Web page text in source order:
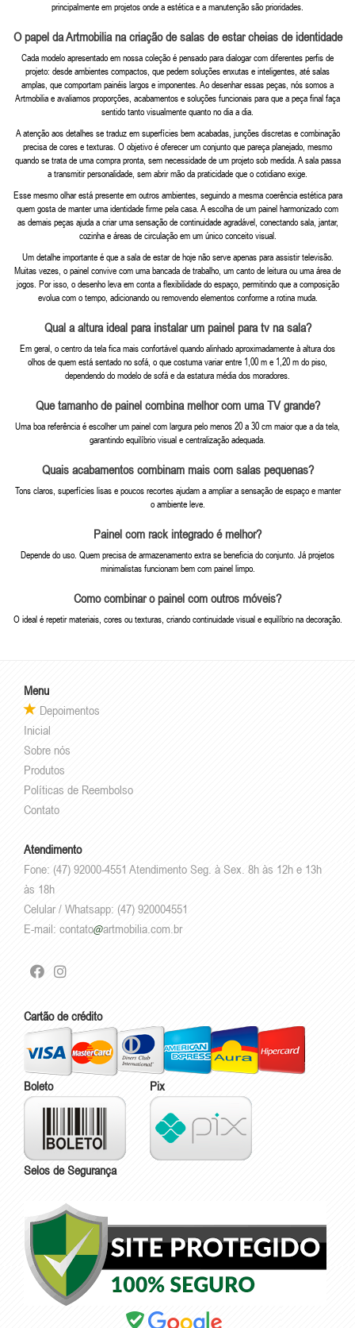
principalmente em projetos onde a estética e a manutenção são prioridades.
O papel da Artmobilia na criação de salas de estar cheias de identidade
Cada modelo apresentado em nossa coleção é pensado para dialogar com diferentes perfis de
projeto: desde ambientes compactos, que pedem soluções enxutas e inteligentes, até salas
amplas, que comportam painéis largos e imponentes. Ao desenhar essas peças, nós somos a
Artmobilia e avaliamos proporções, acabamentos e soluções funcionais para que a peça final faça
sentido tanto visualmente quanto no dia a dia.
A atenção aos detalhes se traduz em superfícies bem acabadas, junções discretas e combinação
precisa de cores e texturas. O objetivo é oferecer um conjunto que pareça planejado, mesmo
quando se trata de uma compra pronta, sem necessidade de um projeto sob medida. A sala passa
a transmitir personalidade, sem abrir mão da praticidade que o cotidiano exige.
Esse mesmo olhar está presente em outros ambientes, seguindo a mesma coerência estética para
quem gosta de manter uma identidade firme pela casa. A escolha de um painel harmonizado com
as demais peças ajuda a criar uma sensação de continuidade agradável, conectando sala, jantar,
cozinha e áreas de circulação em um único conceito visual.
Um detalhe importante é que a sala de estar de hoje não serve apenas para assistir televisão.
Muitas vezes, o painel convive com uma bancada de trabalho, um canto de leitura ou uma área de
jogos. Por isso, o desenho leva em conta a flexibilidade do espaço, permitindo que a composição
evolua com o tempo, adicionando ou removendo elementos conforme a rotina muda.
Qual a altura ideal para instalar um painel para tv na sala?
Em geral, o centro da tela fica mais confortável quando alinhado aproximadamente à altura dos
olhos de quem está sentado no sofá, o que costuma variar entre 1,00 m e 1,20 m do piso,
dependendo do modelo de sofá e da estatura média dos moradores.
Que tamanho de painel combina melhor com uma TV grande?
Uma boa referência é escolher um painel com largura pelo menos 20 a 30 cm maior que a da tela,
garantindo equilíbrio visual e centralização adequada.
Quais acabamentos combinam mais com salas pequenas?
Tons claros, superfícies lisas e poucos recortes ajudam a ampliar a sensação de espaço e manter
o ambiente leve.
Painel com rack integrado é melhor?
Depende do uso. Quem precisa de armazenamento extra se beneficia do conjunto. Já projetos
minimalistas funcionam bem com painel limpo.
Como combinar o painel com outros móveis?
O ideal é repetir materiais, cores ou texturas, criando continuidade visual e equilíbrio na decoração.
Menu
Depoimentos
Inicial
Sobre nós
Produtos
Políticas de Reembolso
Contato
Atendimento
Fone: (47) 92000-4551 Atendimento Seg. à Sex. 8h às 12h e 13h
às 18h
Celular / Whatsapp: (47) 920004551
E-mail: contato artmobilia.com.br
Cartão de crédito
Boleto Pix
Selos de Segurança